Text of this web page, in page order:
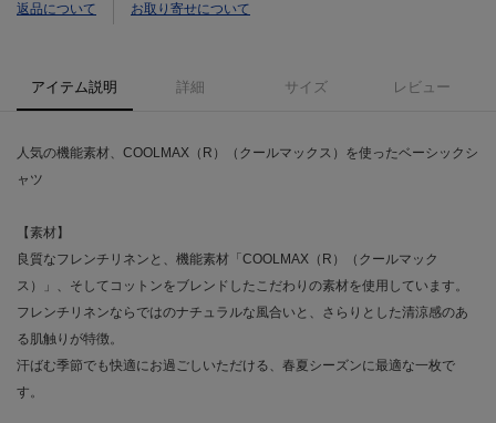
返品について お取り寄せについて
アイテム説明 詳細 サイズ レビュー
人気の機能素材、COOLMAX（R）（クールマックス）を使ったベーシックシ
ャツ
【素材】
良質なフレンチリネンと、機能素材「COOLMAX（R）（クールマック
ス）」、そしてコットンをブレンドしたこだわりの素材を使用しています。
フレンチリネンならではのナチュラルな風合いと、さらりとした清涼感のあ
る肌触りが特徴。
汗ばむ季節でも快適にお過ごしいただける、春夏シーズンに最適な一枚で
す。